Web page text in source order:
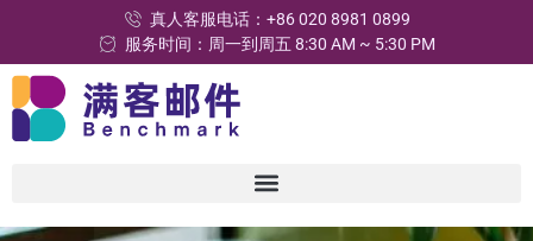
真人客服电话：+86 020 8981 0899
服务时间：周一到周五 8:30 AM ~ 5:30 PM